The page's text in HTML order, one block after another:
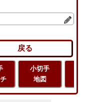
小切手
地図